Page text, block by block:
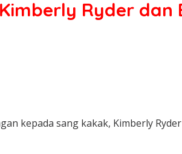
Ryder
kepada sang kakak, Kimberly